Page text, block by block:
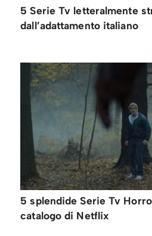
5 Serie Tv letteralmente
dall’adattamento italiano
5 splendide Serie Tv
catalogo di Netflix